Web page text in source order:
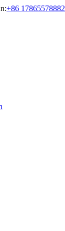
+86 17865578882